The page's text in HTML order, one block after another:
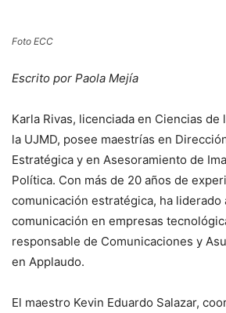
Foto ECC
Escrito por Paola Mejía
Karla Rivas, licenciada en Ciencias de
la UJMD, posee maestrías en
Estratégica y en Asesoramiento de
Política. Con más de 20 años de
comunicación estratégica, ha liderado
comunicación en empresas
responsable de Comunicaciones y
en Applaudo.
El maestro Kevin Eduardo Salazar,